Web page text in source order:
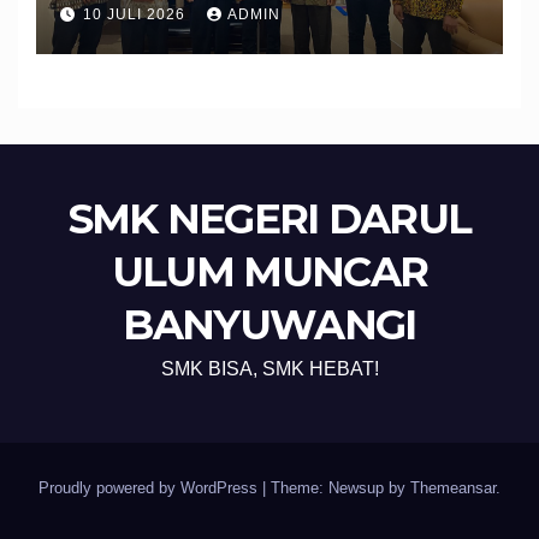
Edukasi dan Perlindungan
Calon Pekerja Migran
10 JULI 2026 ADMIN
SMK NEGERI DARUL
ULUM MUNCAR
BANYUWANGI
SMK BISA, SMK HEBAT!
Proudly powered by WordPress Theme: Newsup by Themeansar.